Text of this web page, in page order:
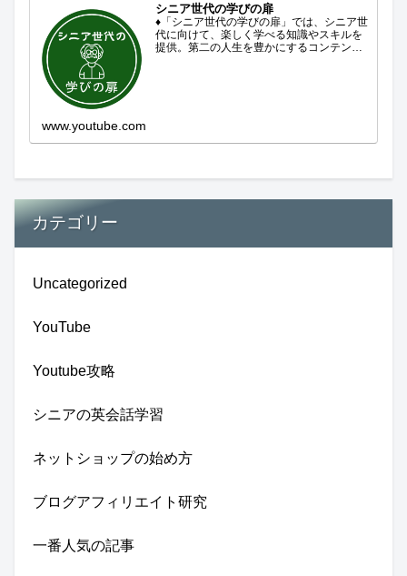
シニア世代の学びの扉
♦「シニア世代の学びの扉」では、シニア世
代に向けて、楽しく学べる知識やスキルを
提供。第二の人生を豊かにするコンテンツ
www.youtube.com
カテゴリー
Uncategorized
YouTube
Youtube攻略
シニアの英会話学習
ネットショップの始め方
ブログアフィリエイト研究
一番人気の記事